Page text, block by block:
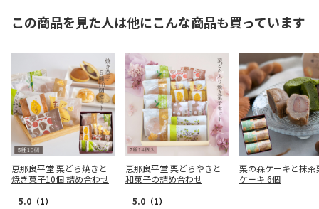
この商品を見た人は他にこんな商品も買っています
恵那良平堂 栗どら焼きと
焼き菓子10個 詰め合わせ
5.0 （1）
恵那良平堂 栗どらやきと
和菓子の詰め合わせ
5.0 （1）
栗の森ケーキと抹茶
ケーキ 6個